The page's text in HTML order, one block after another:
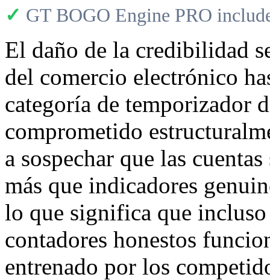
✓ GT BOGO Engine PRO
El daño de la credibilidad
del comercio electrónico
categoría de temporizador
comprometido
a sospechar que las
más que indicadores
lo que significa que
contadores honestos
entrenado por los